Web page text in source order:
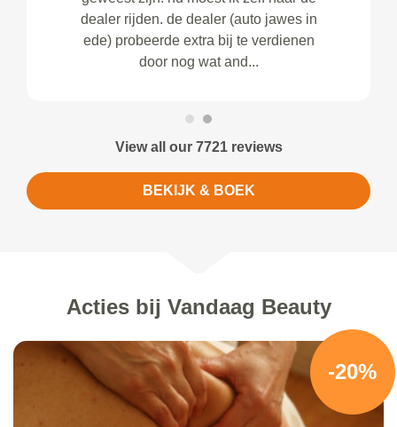
dealer rijden. de dealer (auto jawes in
ede) probeerde extra bij te verdienen
door nog wat and...
View all our 7721 reviews
BEKIJK & BOEK
Acties bij Vandaag Beauty
-20%